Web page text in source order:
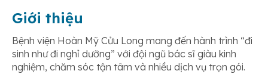
Giới thiệu
Bệnh viện Hoàn Mỹ Cửu Long mang đến hành trình “đi
sinh như đi nghỉ dưỡng” với đội ngũ bác sĩ giàu kinh
nghiệm, chăm sóc tận tâm và nhiều dịch vụ trọn gói.